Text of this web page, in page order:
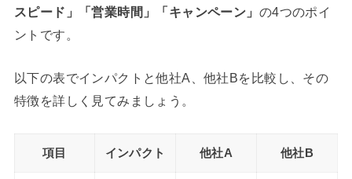
スピード」「営業時間」「キャンペーン」 の4つのポイ
ントです。
以下の表でインパクトと他社A、他社Bを比較し、その
特徴を詳しく見てみましょう。
項目 インパクト 他社A 他社B